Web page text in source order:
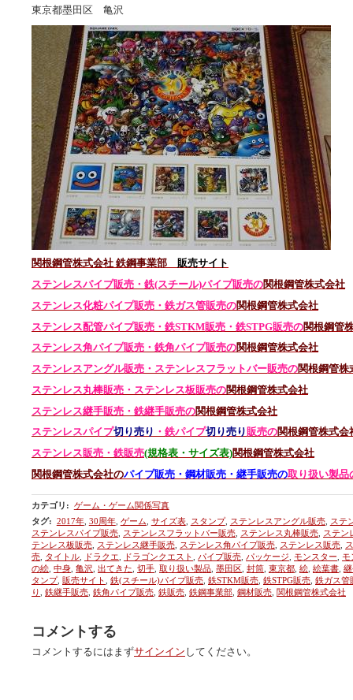
東京都墨田区 亀沢
関根鋼管株式会社 鉄鋼事業部 販売サイト
ステンレスパイプ販売・鉄(スチール)パイプ販売の関根鋼管株式会社
ステンレス化粧パイプ販売・鉄ガス管販売の関根鋼管株式会社
ステンレス配管パイプ販売・鉄STKM販売・鉄STPG販売の関根鋼管
ステンレス角パイプ販売・鉄角パイプ販売の関根鋼管株式会社
ステンレスアングル販売・ ステンレスフラットバー販売の関根鋼管株
ステンレス丸棒販売・ ステンレス板販売の関根鋼管株式会社
ステンレス継手販売・鉄継手販売の関根鋼管株式会社
ステンレスパイプ切り売り ・鉄パイプ切り売り販売の関根鋼管株式会
ステンレス販売・鉄販売(規格表・サイズ表)関根鋼管株式会社
関根鋼管株式会社のパイプ販売・鋼材販売・継手販売の取り扱い製品
カテゴリ : ゲーム・ゲーム関係写真
タグ: 2017年, 30周年, ゲーム, サイズ表, スタンプ, ステンレスアングル販売, ステ
ステンレスパイプ販売, ステンレスフラットバー販売, ステンレス丸棒販売, ステン
テンレス板販売, ステンレス継手販売, ステンレス角パイプ販売, ステンレス販売,
売, タイトル, ドラクエ, ドラゴンクエスト, パイプ販売, パッケージ, モンスター, モ
の絵, 中身, 亀沢, 出てきた, 切手, 取り扱い製品, 墨田区, 封筒, 東京都, 絵, 絵葉書,
タンプ, 販売サイト, 鉄(スチール)パイプ販売, 鉄STKM販売, 鉄STPG販売, 鉄ガス管
り, 鉄継手販売, 鉄角パイプ販売, 鉄販売, 鉄鋼事業部, 鋼材販売, 関根鋼管株式会社
コメントする
コメントするにはまずサインイン してください。